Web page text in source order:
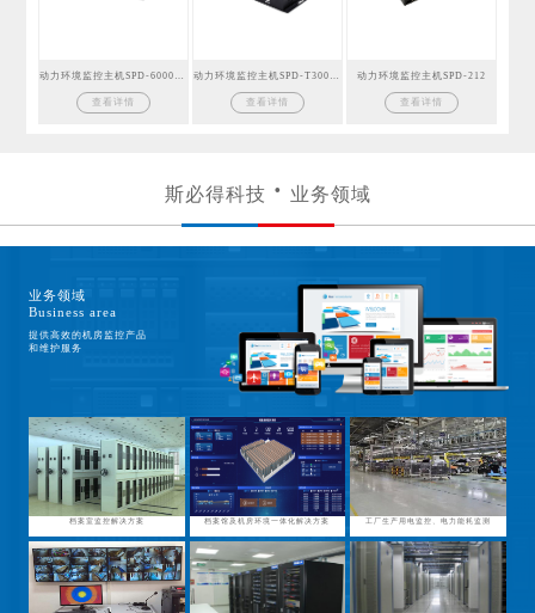
查看详情 查看详情
动力环境监控主机SPD-212
查看详情
斯必得科技 业务领域
业务领域
Business area
提供高效的机房监控产品
和维护服务
档案室监控解决方案 档案馆及机房环境一体化解决方案 工厂生产用电监控、电力能耗监测